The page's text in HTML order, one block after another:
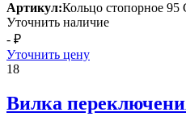
Артикул:Кольцо стопорное 95
Уточнить наличие
- ₽
Уточнить цену
18
Вилка